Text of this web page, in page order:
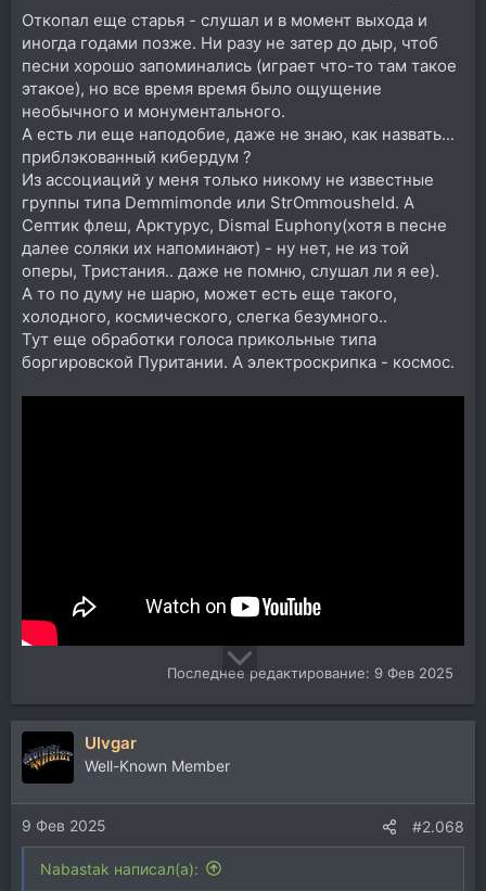
Откопал еще старья - слушал и в момент выхода и
иногда годами позже. Ни разу не затер до дыр, чтоб
песни хорошо запоминались (играет что-то там такое
этакое), но все время время было ощущение
необычного и монументального.
А есть ли еще наподобие, даже не знаю, как назвать...
приблэкованный кибердум ?
Из ассоциаций у меня только никому не известные
группы типа Demmimonde или StrOmmousheld. А
Септик флеш, Арктурус, Dismal Euphony(хотя в песне
далее соляки их напоминают) - ну нет, не из той
оперы, Тристания.. даже не помню, слушал ли я ее).
А то по думу не шарю, может есть еще такого,
холодного, космического, слегка безумного..
Тут еще обработки голоса прикольные типа
боргировской Пуритании. А электроскрипка - космос.
Последнее редактирование: 9 Фев 2025
Ulvgar
Well-Known Member
9 Фев 2025 #2.068
Nabastak написал(а):